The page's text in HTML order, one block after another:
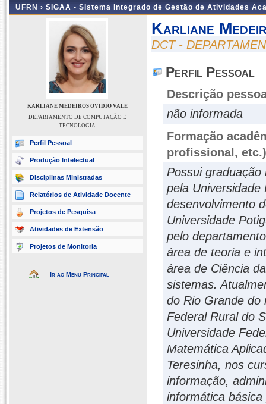
UFRN › SIGAA - Sistema Integrado de Gestão de Atividades
KARLIANE MEDEIROS OVIDIO VALE
DEPARTAMENTO DE COMPUTAÇÃO E
TECNOLOGIA
Perfil Pessoal
Produção Intelectual
Disciplinas Ministradas
Relatórios de Atividade Docente
Projetos de Pesquisa
Atividades de Extensão
Projetos de Monitoria
Ir ao Menu Principal
Karliane
DCT -
Perfil Pessoal
Descrição
não informada
Formação
profissional, etc.)
Possui
pela Universidade
desenvolvimento
Universidade
pelo
área de teoria e
área de Ciência
sistemas.
do Rio Grande do
Federal Rural do
Universidade
Matemática
Teresinha, nos
informação,
informática